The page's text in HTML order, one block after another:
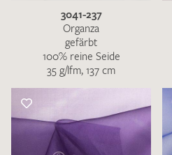
3041-237
Organza
gefärbt
100% reine Seide
35 g/lfm, 137 cm